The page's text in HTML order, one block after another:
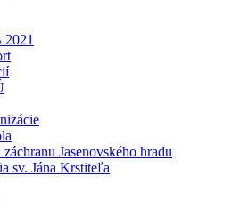
2021
Jasenovského hradu
sv. Jána Krstiteľa